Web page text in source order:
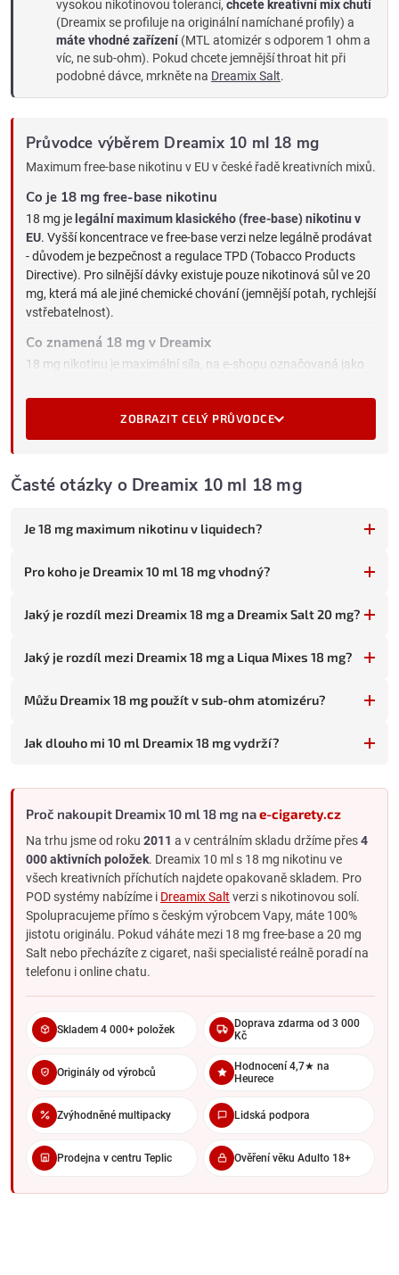
vysokou nikotinovou tolerancí, chcete kreativní mix chutí
(Dreamix se profiluje na originální namíchané profily) a
máte vhodné zařízení (MTL atomizér s odporem 1 ohm a
víc, ne sub-ohm). Pokud chcete jemnější throat hit při
podobné dávce, mrkněte na Dreamix Salt.
Průvodce výběrem Dreamix 10 ml 18 mg
Maximum free-base nikotinu v EU v české řadě kreativních mixů.
Co je 18 mg free-base nikotinu
18 mg jelegální maximum klasického (free-base) nikotinu v
EU. Vyšší koncentrace ve free-base verzi nelze legálně prodávat
- důvodem je bezpečnost a regulace TPD (Tobacco Products
Directive). Pro silnější dávky existuje pouze nikotinová sůl ve 20
mg, která má ale jiné chemické chování (jemnější potah, rychlejší
vstřebatelnost).
Co znamená 18 mg v Dreamix
18 mg nikotinu je maximální síla, na e-shopu označovaná jako
- nejostřejší ve free-base škále, klasický
cigaretový pocit.
Intenzivní chuťové vrstvy- 18 mg dává plně rozvinuté
Tato kombinace maximální síly a kreativních mixů sedí třem
Silní kuřáci milující komplexní chutě(20+ cigaret denně)
a chtějí chuťovou změnu od tabáku.
slabší síly nestačí a milují kreativní chutě.
a postupně snižují.
Začátečníci s nízkou nikotinovou tolerancí- 18 mg může
vyvolat nevolnost, závrať a další nepříjemné pocity.
produkce páry dává nezdravě vysokou dávku nikotinu.
Vaperi v pokročilé fázi snižování - 18 mg je výchozí bod
cesty, ne cíl.
18 mg free-base vs. 20 mg nikotinová sůl
DREAMIX 18 MG (FREE-BASE)
Ostrý throat hit
Pomalejší vstřebatelnost
DREAMIX SALT (20 MG)
Jemný throat hit i ve vysoké dávce
ZOBRAZIT CELÝ PRŮVODCE
Časté otázky o Dreamix 10 ml 18 mg
Je 18 mg maximum nikotinu v liquidech?
Pro koho je Dreamix 10 ml 18 mg vhodný?
Jaký je rozdíl mezi Dreamix 18 mg a Dreamix Salt 20 mg?
Jaký je rozdíl mezi Dreamix 18 mg a Liqua Mixes 18 mg?
Můžu Dreamix 18 mg použít v sub-ohm atomizéru?
Jak dlouho mi 10 ml Dreamix 18 mg vydrží?
Proč nakoupit Dreamix 10 ml 18 mg nae-cigarety.cz
Na trhu jsme od roku 2011 a v centrálním skladu držíme přes4
000 aktivních položek. Dreamix 10 ml s 18 mg nikotinu ve
všech kreativních příchutích najdete opakovaně skladem. Pro
POD systémy nabízíme i Dreamix Salt verzi s nikotinovou solí.
Spolupracujeme přímo s českým výrobcem Vapy, máte 100%
jistotu originálu. Pokud váháte mezi 18 mg free-base a 20 mg
Salt nebo přecházíte z cigaret, naši specialisté reálně poradí na
telefonu i online chatu.
Skladem 4 000+ položek
Doprava zdarma od 3 000
Kč
Originály od výrobců
Hodnocení 4,7★ na
Heurece
Zvýhodněné multipacky Lidská podpora
Prodejna v centru Teplic Ověření věku Adulto 18+